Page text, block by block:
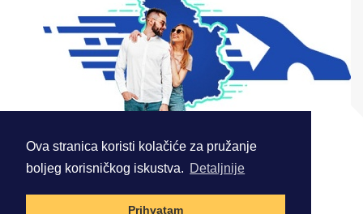
Ova stranica koristi kolačiće za pružanje
boljeg korisničkog iskustva. Detaljnije
Prihvatam
© 2026 . Sva prava zadržana.